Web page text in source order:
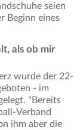
seien
Beginn eines
als ob mir
wurde der 22-
- im
"Bereits
Verband
ihm aber die